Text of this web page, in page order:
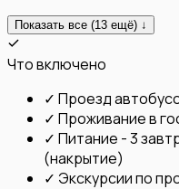
Показать все (13 ещё) ↓
Что включено
✓ Проезд
✓ Проживание в
✓ Питание - 3
(накрытие)
✓ Экскурсии по